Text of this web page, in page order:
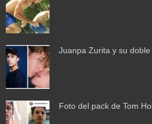
Juanpa Zurita y su doble
Foto del pack de Tom